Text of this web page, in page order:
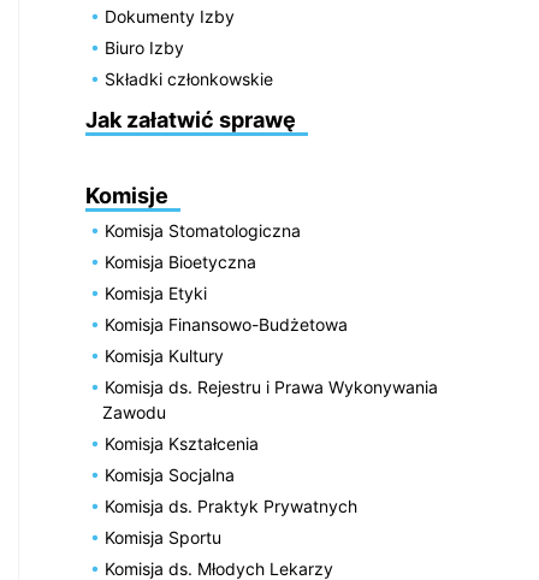
Dokumenty Izby
Biuro Izby
Składki członkowskie
Jak załatwić sprawę
Komisje
Komisja Stomatologiczna
Komisja Bioetyczna
Komisja Etyki
Komisja Finansowo-Budżetowa
Komisja Kultury
Komisja ds. Rejestru i Prawa Wykonywania
Zawodu
Komisja Kształcenia
Komisja Socjalna
Komisja ds. Praktyk Prywatnych
Komisja Sportu
Komisja ds. Młodych Lekarzy